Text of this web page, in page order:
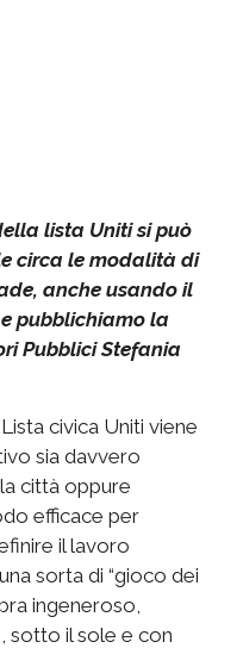
lista Uniti si può
circa le modalità di
anche usando il
pubblichiamo la
Pubblici Stefania
civica Uniti viene
sia davvero
città oppure
efficace per
il lavoro
sorta di “gioco dei
ingeneroso,
sotto il sole e con